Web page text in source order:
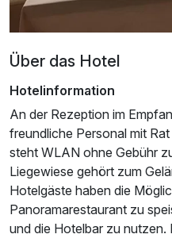
Ausstattung
Über das Hotel
Hotelinformation
An der Rezeption im
freundliche Personal mit
steht WLAN ohne Gebühr
Liegewiese gehört zum
Hotelgäste haben die
Panoramarestaurant zu
und die Hotelbar zu nutzen.